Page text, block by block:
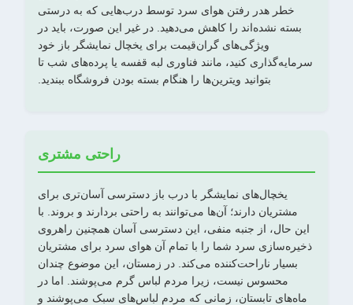
خطر هدر رفتن هوای سرد توسط درب‌هایی که به درستی
بسته نشده‌اند را کاهش می‌دهید. در غیر این صورت، باید در
ویژگی‌های گران‌قیمت برای یخچال نمایشگر باز خود
سرمایه‌گذاری کنید، مانند فناوری لبه قفسه یا پرده‌های شب تا
بتوانید ویترین‌ها را هنگام بسته بودن فروشگاه ببندید.
راحتی مشتری
یخچال‌های نمایشگر با درب باز دسترسی آسان‌تری برای
مشتریان دارند؛ آن‌ها می‌توانند به راحتی بردارند و بروند. با
این حال، از جنبه منفی، این دسترسی آسان همچنین راهروی
ذخیره‌سازی سرد شما را با تمام آن هوای سرد برای مشتریان
بسیار ناراحت‌کننده می‌کند. در زمستان، این موضوع چندان
محسوس نیست، زیرا مردم لباس گرم می‌پوشند. اما در
ماه‌های تابستان، زمانی که مردم لباس‌های سبک می‌پوشند و